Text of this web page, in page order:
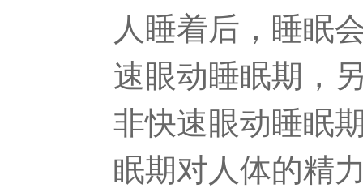
人睡着后，睡眠
速眼动睡眠期，
非快速眼动睡眠
眠期对人体的精